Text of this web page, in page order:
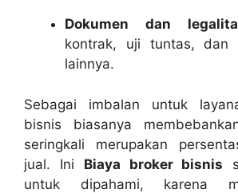
Dokumen dan
kontrak, uji tuntas, dan
lainnya.
Sebagai imbalan untuk
bisnis biasanya
seringkali merupakan
jual. Ini Biaya broker bisnis
untuk dipahami, karena